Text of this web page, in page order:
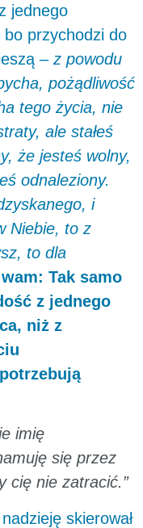
jednego
przychodzi do
– z powodu
pożądliwość
tego życia, nie
ale stałeś
że jesteś wolny,
odnaleziony.
i
Niebie, to z
to dla
Tak samo
z jednego
niż z
imię
się przez
cię nie zatracić.”
skierował